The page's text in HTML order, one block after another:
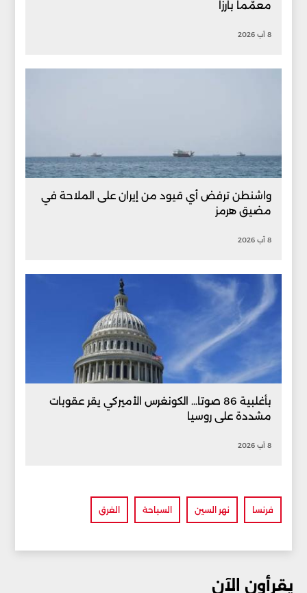
معمّماً بارزاً
8 آب 2026
واشنطن ترفض أي قيود من إيران على الملاحة في
مضيق هرمز
8 آب 2026
بأغلبية 86 صوتا... الكونغرس الأميركي يقر عقوبات
مشددة على روسيا
8 آب 2026
فرنسا نهر السين السباحة الغرق
يقرأون الآن